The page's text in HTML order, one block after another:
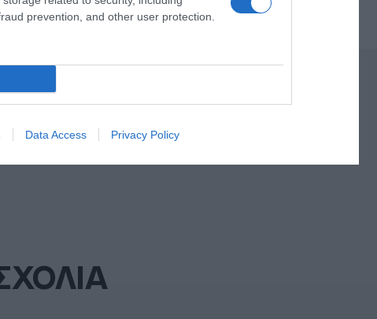
prevention, and other user protection.
Data Access Privacy Policy